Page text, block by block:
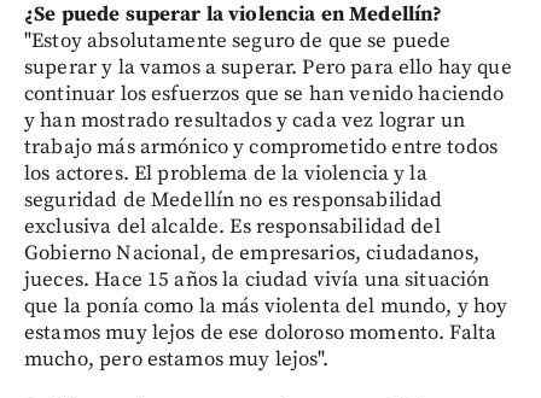
¿Se puede superar la violencia en Medellín?
"Estoy absolutamente seguro de que se puede
superar y la vamos a superar. Pero para ello hay que
continuar los esfuerzos que se han venido haciendo
y han mostrado resultados y cada vez lograr un
trabajo más armónico y comprometido entre todos
los actores. El problema de la violencia y la
seguridad de Medellín no es responsabilidad
exclusiva del alcalde. Es responsabilidad del
Gobierno Nacional, de empresarios, ciudadanos,
jueces. Hace 15 años la ciudad vivía una situación
que la ponía como la más violenta del mundo, y hoy
estamos muy lejos de ese doloroso momento. Falta
mucho, pero estamos muy lejos".